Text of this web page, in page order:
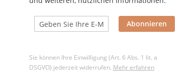
Abonnieren
Sie können Ihre Einwilligung (Art. 6 Abs. 1 lit. a
DSGVO) jederzeit widerrufen. Mehr erfahren